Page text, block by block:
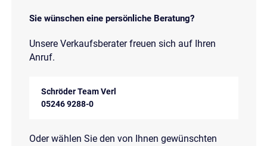
Sie wünschen eine persönliche Beratung?
Unsere Verkaufsberater freuen sich auf Ihren
Anruf.
Schröder Team Verl
05246 9288-0
Oder wählen Sie den von Ihnen gewünschten